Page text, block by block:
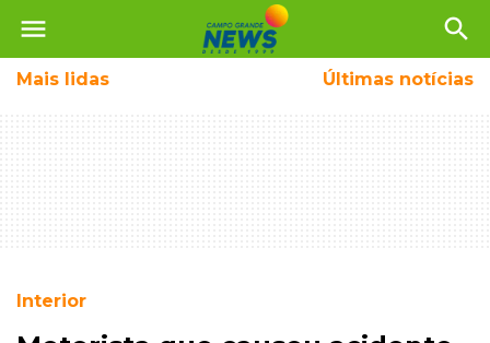
menu search
Mais lidas Últimas notícias
Interior